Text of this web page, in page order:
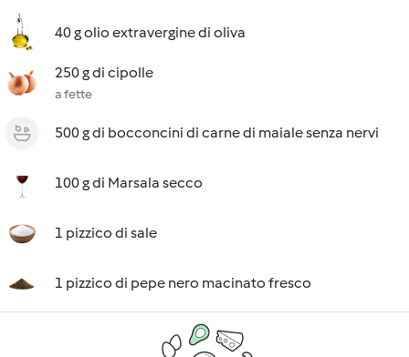
40 g olio extravergine di oliva
250 g di cipolle
a fette
500 g di bocconcini di carne di maiale senza nervi
100 g di Marsala secco
1 pizzico di sale
1 pizzico di pepe nero macinato fresco